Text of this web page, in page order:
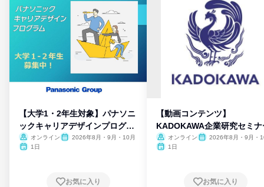
【大学1・2年生対象】パナソニ
ックキャリアデザインプログラ
ム
オンライン
2026年8月・9月・10月
1日
お気に入り
【動画コンテンツ】
KADOKAWA企業研究セミナ
オンライン
2026年8月・9月・
1日
お気に入り